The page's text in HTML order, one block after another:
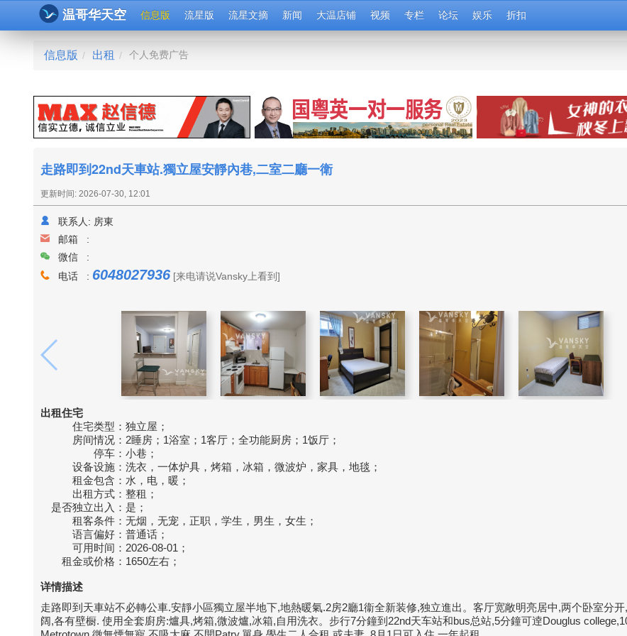
温哥华天空 信息版 流星版 流星文摘 新闻 大温店铺 视频 专栏 论坛 娱乐 折扣
信息版 / 出租 / 个人免费广告
走路即到22nd天車站.獨立屋安靜內巷,二室二廳一衛
更新时间: 2026-07-30, 12:01
联系人: 房東
邮箱 :
微信 :
电话 : 6048027936 [来电请说Vansky上看到]
出租住宅
住宅类型： 独立屋；
房间情况： 2睡房；1浴室；1客厅；全功能厨房；1饭厅；
停车： 小巷；
设备设施： 洗衣，一体炉具，烤箱，冰箱，微波炉，家具，地毯；
租金包含： 水，电，暖；
出租方式： 整租；
是否独立出入： 是；
租客条件： 无烟，无宠，正职，学生，男生，女生；
语言偏好： 普通话；
可用时间： 2026-08-01；
租金或价格： 1650左右；
详情描述
走路即到天車站不必轉公車.安靜小區獨立屋半地下,地熱暖氣.2房2廳1衞全新装修,独立進出。客厅宽敞明亮居中,两个卧室分
阔,各有壁橱. 使用全套廚房:爐具,烤箱,微波爐,冰箱,自用洗衣。步行7分鐘到22nd天车站和bus总站,5分鐘可逹Douglus